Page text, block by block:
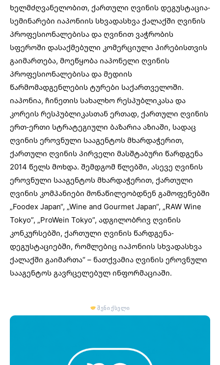
ხელმძღვანელობით, ქართული ღვინის დეგუსტაცია-
სემინარები იაპონიის სხვადასხვა ქალაქში ღვინის
პროფესიონალებისა და ღვინით ვაჭრობის
სფეროში დასაქმებული კომერციული პირებისთვის
გაიმართება, მოეწყობა იაპონელი ღვინის
პროფესიონალებისა და მედიის
წარმომადგენლების ტურები საქართველოში.
იაპონია, ჩინეთის სახალხო რესპუბლიკასა და
კორეის რესპუბლიკასთან ერთად, ქართული ღვინის
ერთ-ერთი სტრატეგიული ბაზარია აზიაში, სადაც
ღვინის ეროვნული სააგენტოს მხარდაჭერით,
ქართული ღვინის პირველი მასშტაბური წარდგენა
2014 წელს მოხდა. შემდგომ წლებში, ასევე ღვინის
ეროვნული სააგენტოს მხარდაჭერით, ქართული
ღვინის კომპანიები მონაწილეობდნენ გამოფენებში
„Foodex Japan“, „Wine and Gourmet Japan“, „RAW Wine
Tokyo”, „ProWein Tokyo”, ადგილობრივ ღვინის
კონკურსებში, ქართული ღვინის წარდგენა-
დეგუსტაციებში, რომლებიც იაპონიის სხვადასხვა
ქალაქში გაიმართა“ – ნათქვამია ღვინის ეროვნული
სააგენტოს გავრცელებულ ინფორმაციაში.
შენი ქსელი